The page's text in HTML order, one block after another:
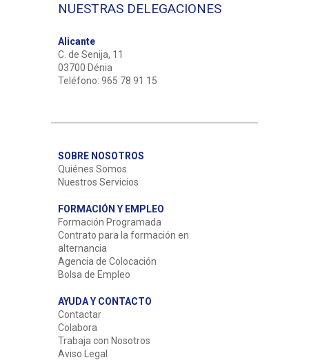
NUESTRAS DELEGACIONES
Alicante
C. de Senija, 11
03700 Dénia
Teléfono: 965 78 91 15
SOBRE NOSOTROS
Quiénes Somos
Nuestros Servicios
FORMACIÓN Y EMPLEO
Formación Programada
Contrato para la formación en
alternancia
Agencia de Colocación
Bolsa de Empleo
AYUDA Y CONTACTO
Contactar
Colabora
Trabaja con Nosotros
Aviso Legal